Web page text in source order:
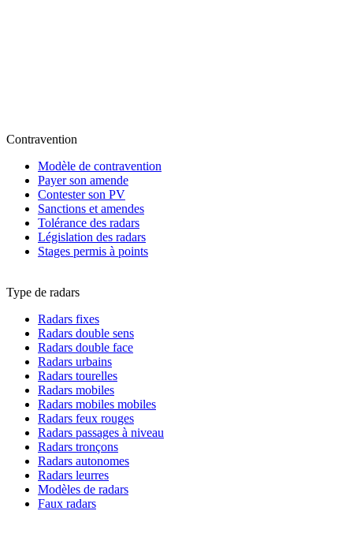
Contravention
Modèle de contravention
Payer son amende
Contester son PV
Sanctions et amendes
Tolérance des radars
Législation des radars
Stages permis à points
Type de radars
Radars fixes
Radars double sens
Radars double face
Radars urbains
Radars tourelles
Radars mobiles
Radars mobiles mobiles
Radars feux rouges
Radars passages à niveau
Radars tronçons
Radars autonomes
Radars leurres
Modèles de radars
Faux radars